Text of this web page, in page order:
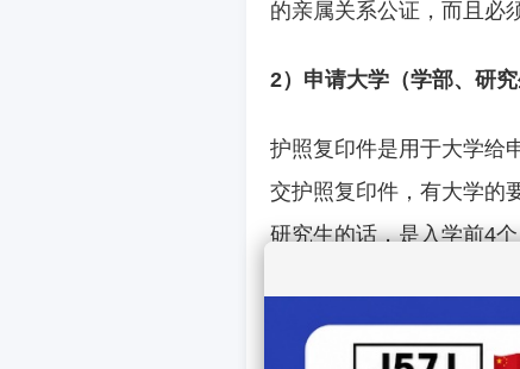
的亲属关系公证，而且必
2）申请大学（学部、研究
护照复印件是用于大学给
交护照复印件，有大学的
研究生的话，是入学前4
现在去日本留学办理护照